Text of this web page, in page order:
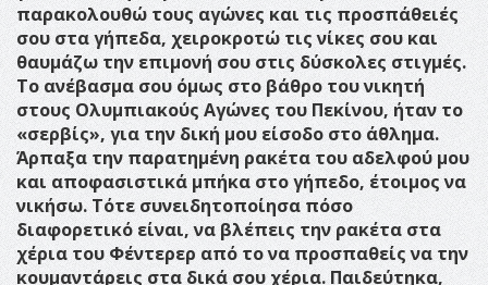
παρακολουθώ τους αγώνες και τις προσπάθειές
σου στα γήπεδα, χειροκροτώ τις νίκες σου και
θαυμάζω την επιμονή σου στις δύσκολες στιγμές.
Το ανέβασμα σου όμως στο βάθρο του νικητή
στους Ολυμπιακούς Αγώνες του Πεκίνου, ήταν το
«σερβίς», για την δική μου είσοδο στο άθλημα.
Άρπαξα την παρατημένη ρακέτα του αδελφού μου
και αποφασιστικά μπήκα στο γήπεδο, έτοιμος να
νικήσω. Τότε συνειδητοποίησα πόσο
διαφορετικό είναι, να βλέπεις την ρακέτα στα
χέρια του Φέντερερ από το να προσπαθείς να την
κουμαντάρεις στα δικά σου χέρια. Παιδεύτηκα,